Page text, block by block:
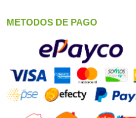
METODOS DE PAGO